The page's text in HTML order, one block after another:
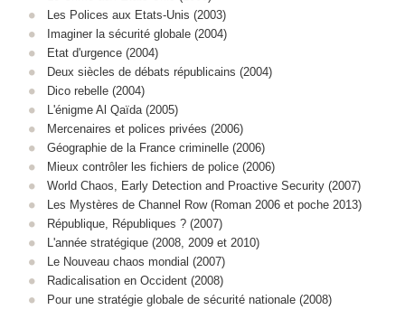
Les Polices aux Etats-Unis (2003)
Imaginer la sécurité globale (2004)
Etat d'urgence (2004)
Deux siècles de débats républicains (2004)
Dico rebelle (2004)
L'énigme Al Qaïda (2005)
Mercenaires et polices privées (2006)
Géographie de la France criminelle (2006)
Mieux contrôler les fichiers de police (2006)
World Chaos, Early Detection and Proactive Security (2007)
Les Mystères de Channel Row (Roman 2006 et poche 2013)
République, Républiques ? (2007)
L'année stratégique (2008, 2009 et 2010)
Le Nouveau chaos mondial (2007)
Radicalisation en Occident (2008)
Pour une stratégie globale de sécurité nationale (2008)